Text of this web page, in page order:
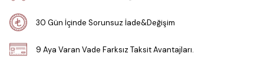
30 Gün İçinde Sorunsuz İade&Değişim
9 Aya Varan Vade Farksız Taksit Avantajları.